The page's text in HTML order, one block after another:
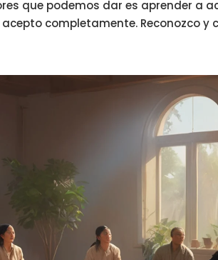
que podemos dar es aprender a
completamente. Reconozco y